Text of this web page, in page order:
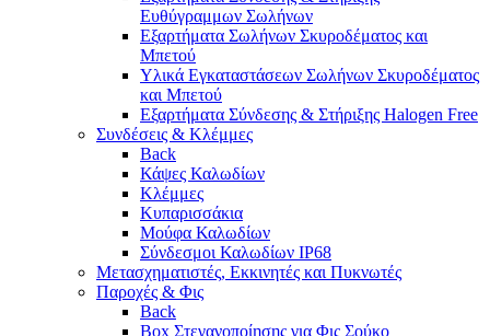
Ευθύγραμμων Σωλήνων
Εξαρτήματα Σωλήνων Σκυροδέματος και
Μπετού
Υλικά Εγκαταστάσεων Σωλήνων Σκυροδέματος
και Μπετού
Εξαρτήματα Σύνδεσης & Στήριξης Halogen Free
Συνδέσεις & Κλέμμες
Back
Κάψες Καλωδίων
Κλέμμες
Κυπαρισσάκια
Μούφα Καλωδίων
Σύνδεσμοι Καλωδίων IP68
Μετασχηματιστές, Εκκινητές και Πυκνωτές
Παροχές & Φις
Back
Box Στεγανοποίησης για Φις Σούκο